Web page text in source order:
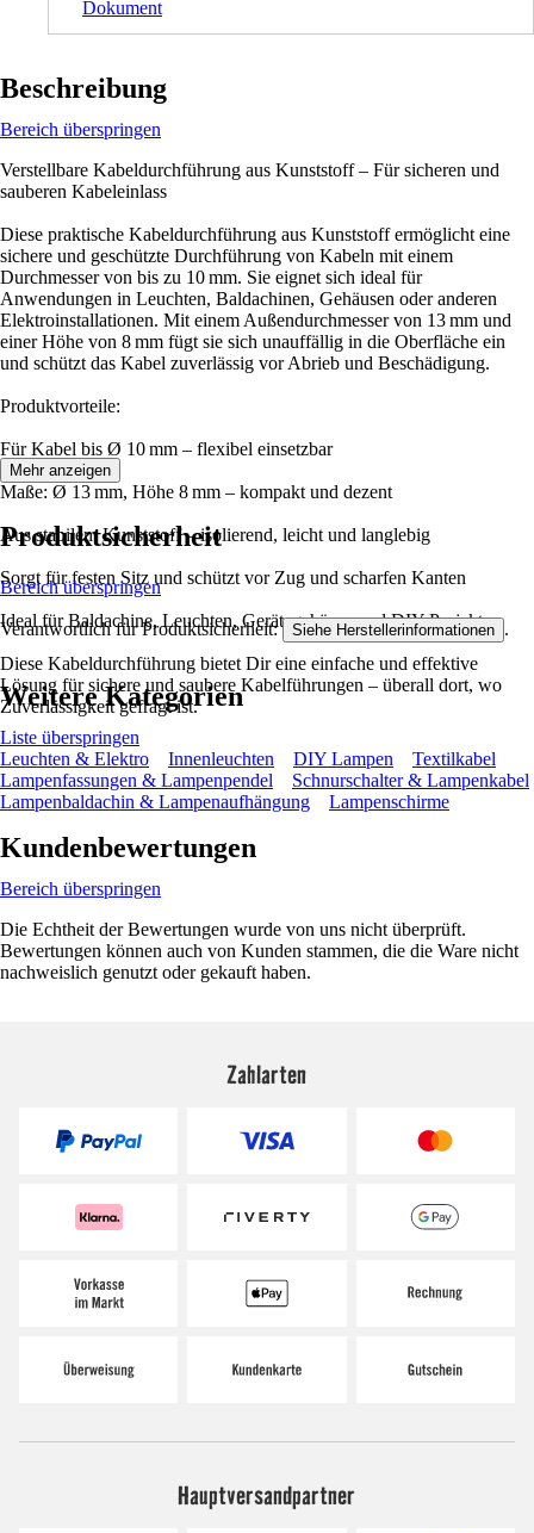
Dokument
Beschreibung
Bereich überspringen
Verstellbare Kabeldurchführung aus Kunststoff – Für sicheren und
sauberen Kabeleinlass
Diese praktische Kabeldurchführung aus Kunststoff ermöglicht eine
sichere und geschützte Durchführung von Kabeln mit einem
Durchmesser von bis zu 10 mm. Sie eignet sich ideal für
Anwendungen in Leuchten, Baldachinen, Gehäusen oder anderen
Elektroinstallationen. Mit einem Außendurchmesser von 13 mm und
einer Höhe von 8 mm fügt sie sich unauffällig in die Oberfläche ein
und schützt das Kabel zuverlässig vor Abrieb und Beschädigung.
Produktvorteile:
Für Kabel bis Ø 10 mm – flexibel einsetzbar
Maße: Ø 13 mm, Höhe 8 mm – kompakt und dezent
Aus stabilem Kunststoff – isolierend, leicht und langlebig
Sorgt für festen Sitz und schützt vor Zug und scharfen Kanten
Ideal für Baldachine, Leuchten, Gerätegehäuse und DIY-Projekte
Diese Kabeldurchführung bietet Dir eine einfache und effektive
Lösung für sichere und saubere Kabelführungen – überall dort, wo
Zuverlässigkeit gefragt ist.
Mehr anzeigen
Produktsicherheit
Bereich überspringen
Verantwortlich für Produktsicherheit: Siehe Herstellerinformationen .
Weitere Kategorien
Liste überspringen
Leuchten & Elektro
Innenleuchten DIY Lampen
Textilkabel
Lampenfassungen & Lampenpendel
Schnurschalter & Lampenkabel
Lampenbaldachin & Lampenaufhängung
Lampenschirme
Kundenbewertungen
Bereich überspringen
Die Echtheit der Bewertungen wurde von uns nicht überprüft.
Bewertungen können auch von Kunden stammen, die die Ware nicht
nachweislich genutzt oder gekauft haben.
Zahlarten
Hauptversandpartner